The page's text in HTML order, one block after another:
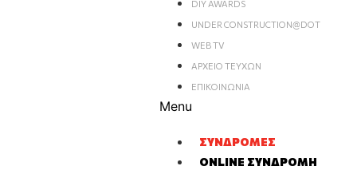
DIY AWARDS
UNDER CONSTRUCTION@DOT
WEB TV
ΑΡΧΕΊΟ ΤΕΥΧΏΝ
ΕΠΙΚΟΙΝΩΝΊΑ
Menu
ΣΥΝΔΡΟΜΈΣ
ONLINE ΣΥΝΔΡΟΜΉ